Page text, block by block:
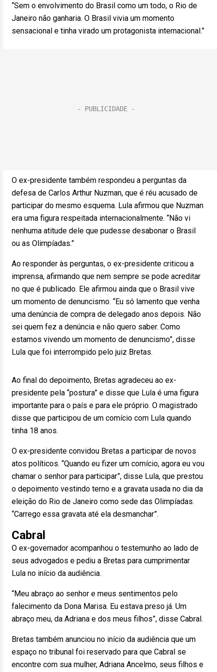
“Sem o envolvimento do Brasil como um todo, o Rio de
Janeiro não ganharia. O Brasil vivia um momento
sensacional e tinha virado um protagonista internacional.”
O ex-presidente também respondeu a perguntas da
defesa de Carlos Arthur Nuzman, que é réu acusado de
participar do mesmo esquema. Lula afirmou que Nuzman
era uma figura respeitada internacionalmente. “Não vi
nenhuma atitude dele que pudesse desabonar o Brasil
ou as Olimpíadas.”
Ao responder às perguntas, o ex-presidente criticou a
imprensa, afirmando que nem sempre se pode acreditar
no que é publicado. Ele afirmou ainda que o Brasil vive
um momento de denuncismo. “Eu só lamento que venha
uma denúncia de compra de delegado anos depois. Não
sei quem fez a denúncia e não quero saber. Como
estamos vivendo um momento de denuncismo”, disse
Lula que foi interrompido pelo juiz Bretas.
Ao final do depoimento, Bretas agradeceu ao ex-
presidente pela “postura” e disse que Lula é uma figura
importante para o país e para ele próprio. O magistrado
disse que participou de um comício com Lula quando
tinha 18 anos.
O ex-presidente convidou Bretas a participar de novos
atos políticos. “Quando eu fizer um comício, agora eu vou
chamar o senhor para participar”, disse Lula, que prestou
o depoimento vestindo terno e a gravata usada no dia da
eleição do Rio de Janeiro como sede das Olimpíadas.
“Carrego essa gravata até ela desmanchar”.
Cabral
O ex-governador acompanhou o testemunho ao lado de
seus advogados e pediu a Bretas para cumprimentar
Lula no início da audiência.
“Meu abraço ao senhor e meus sentimentos pelo
falecimento da Dona Marisa. Eu estava preso já. Um
abraço meu, da Adriana e dos meus filhos”, disse Cabral.
Bretas também anunciou no início da audiência que um
espaço no tribunal foi reservado para que Cabral se
encontre com sua mulher, Adriana Ancelmo, seus filhos e